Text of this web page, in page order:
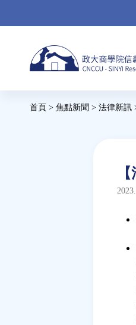
首頁 > 焦點新聞 > 法律新訊
to
Back